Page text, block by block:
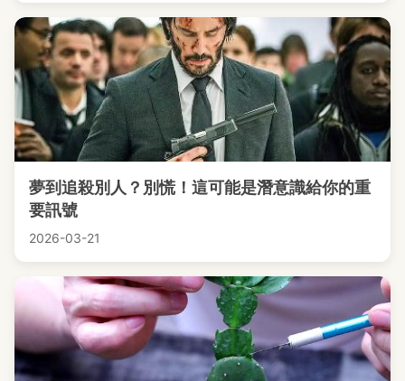
夢到追殺別人？別慌！這可能是潛意識給你的重
要訊號
2026-03-21